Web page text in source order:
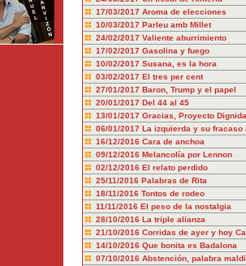
17/03/2017 Aroma de elecciones
10/03/2017 Parleu amb Millet
24/02/2017 Valiente aburrimiento
17/02/2017 Gasolina y fuego
10/02/2017 Susana, es la hora
03/02/2017 El tres per cent
27/01/2017 Baron, Trump y el papel
20/01/2017 Del 44 al 45
13/01/2017 Gracias, Proyecto
06/01/2017 La izquierda y su fracaso
16/12/2016 Cara de anchoa
09/12/2016 Melancolía por Lennon
02/12/2016 El relato perdido
25/11/2016 Palabras de Rita
18/11/2016 Tontos de rodeo
11/11/2016 El peso de la nostalgia
28/10/2016 La triple alianza
21/10/2016 Corridas de ayer y hoy
14/10/2016 Que bonita es Badalona
07/10/2016 Abstención, palabra